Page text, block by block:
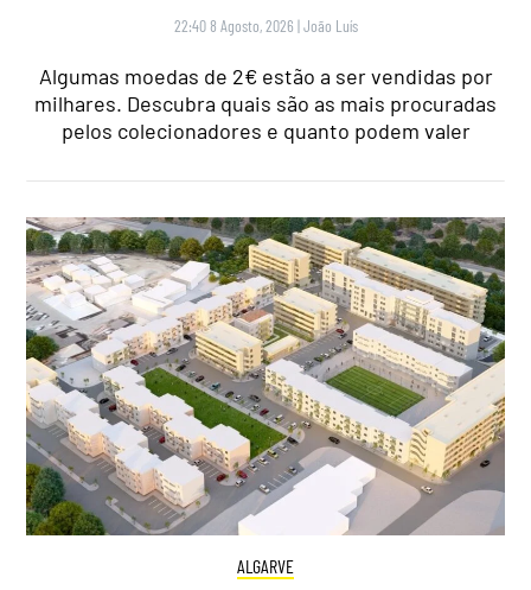
22:40 8 Agosto, 2026 |João Luís
Algumas moedas de 2€ estão a ser vendidas por
milhares. Descubra quais são as mais procuradas
pelos colecionadores e quanto podem valer
ALGARVE